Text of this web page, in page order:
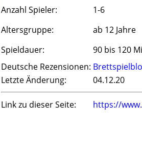
Anzahl Spieler:
1-6
Altersgruppe:
ab 12 Jahre
Spieldauer:
90 bis 120
Deutsche Rezensionen:
Letzte Änderung:
04.12.20
Link zu dieser Seite: https://